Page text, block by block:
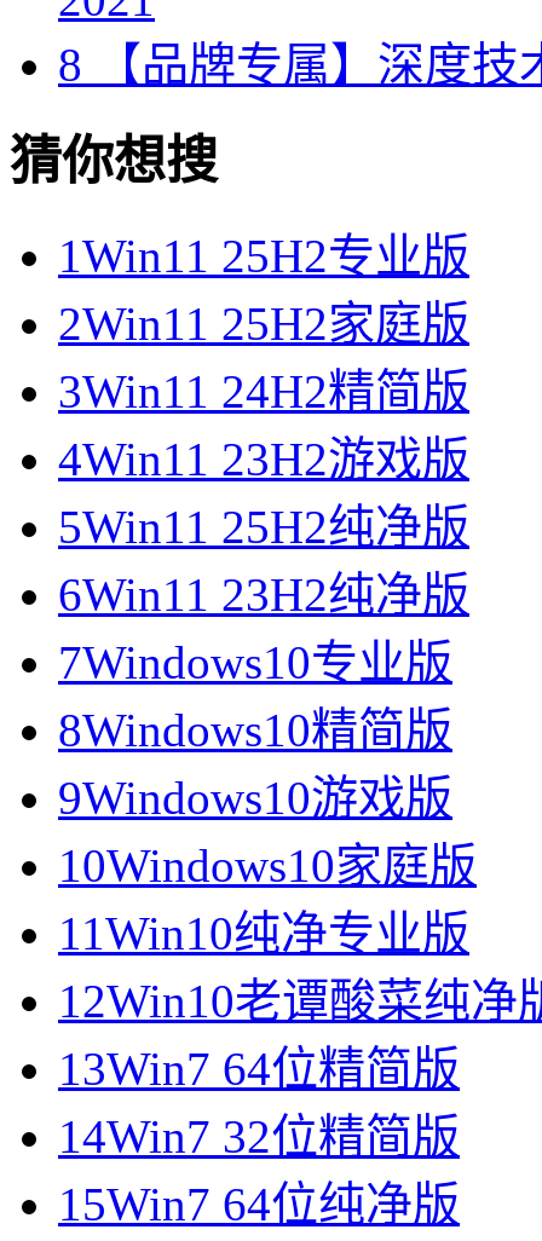
8 【品牌专属】深度技
猜你想搜
1Win11 25H2专业版
2Win11 25H2家庭版
3Win11 24H2精简版
4Win11 23H2游戏版
5Win11 25H2纯净版
6Win11 23H2纯净版
7Windows10专业版
8Windows10精简版
9Windows10游戏版
10Windows10家庭版
11Win10纯净专业版
12Win10老谭酸菜纯净
13Win7 64位精简版
14Win7 32位精简版
15Win7 64位纯净版